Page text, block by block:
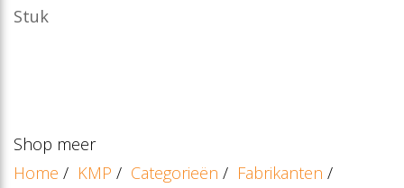
Stuk
Shop meer
Home / KMP / Categorieën / Fabrikanten /